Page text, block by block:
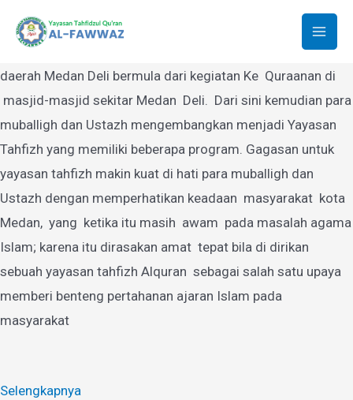
Yayasan Tahfidzul Quran Al-Fawwaz
Yayasan Tahfidzul Quran Al-Fawwaz Medan yang berdiri di
daerah Medan Deli bermula dari kegiatan Ke Quraanan di
masjid-masjid sekitar Medan Deli. Dari sini kemudian para
muballigh dan Ustazh mengembangkan menjadi Yayasan
Tahfizh yang memiliki beberapa program. Gagasan untuk
yayasan tahfizh makin kuat di hati para muballigh dan
Ustazh dengan memperhatikan keadaan masyarakat kota
Medan, yang ketika itu masih awam pada masalah agama
Islam; karena itu dirasakan amat tepat bila di dirikan
sebuah yayasan tahfizh Alquran sebagai salah satu upaya
memberi benteng pertahanan ajaran Islam pada
masyarakat
Selengkapnya